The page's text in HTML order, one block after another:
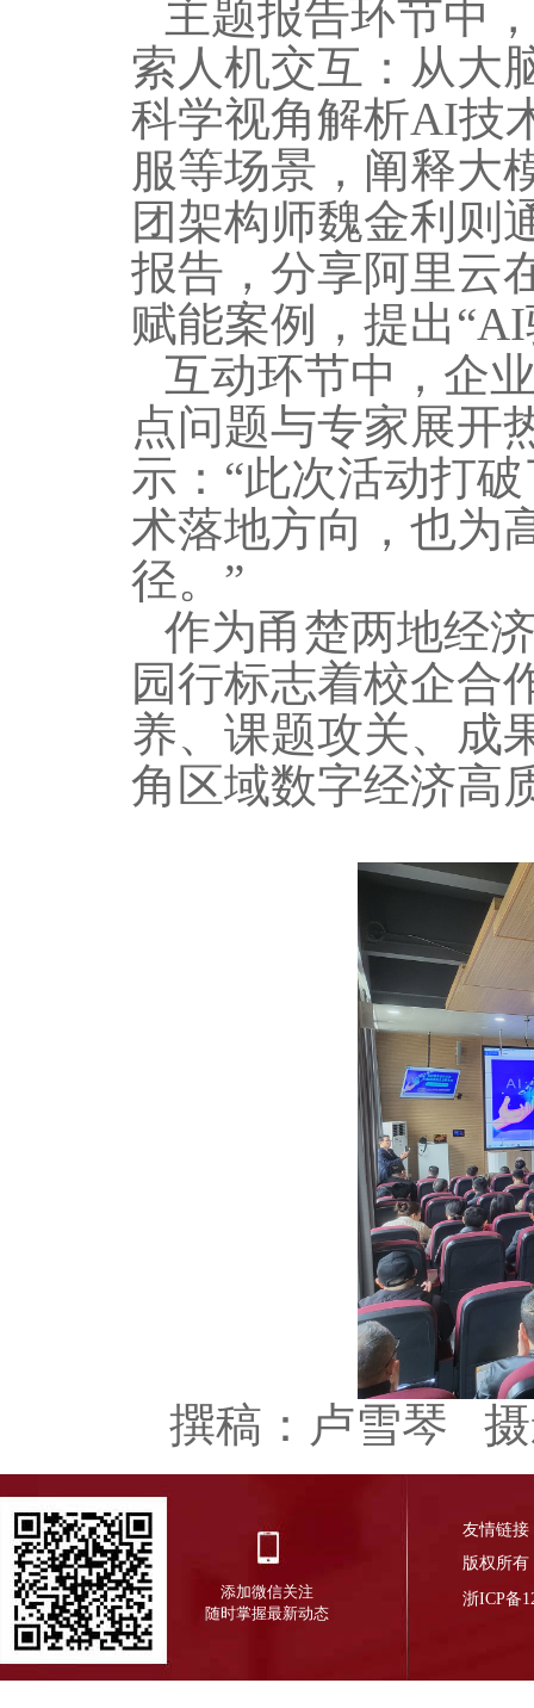
主题报告环节中
索人机交互：从大
科学视角解析AI技
服等场景，阐释大
团架构师魏金利则
报告，分享阿里云
赋能案例，提出
互动环节中，企
点问题与专家展开
示： “此次活动打
术落地方向，也为
径。 ”
作为甬楚两地经
园行标志着校企合
养、课题攻关、成
角区域数字经济高
撰稿 ：卢雪琴
添加微信关注
随时掌握最新动态
友情链接
版权所有
浙ICP备